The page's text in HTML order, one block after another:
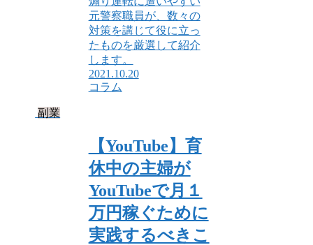
元警察職員が、数々の
対策を講じて役に立っ
たものを厳選して紹介
します。
2021.10.20
コラム
副業
【YouTube】育
休中の主婦が
YouTubeで月１
万円稼ぐために
実践するべきこ